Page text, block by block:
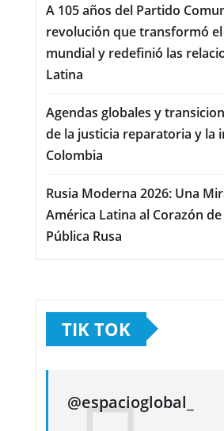
A 105 años del Partido
revolución que transformó
mundial y redefinió las
Latina
Agendas globales y
de la justicia reparatoria y la
Colombia
Rusia Moderna 2026: Una
América Latina al Corazón
Pública Rusa
TIK TOK
@espacioglobal_